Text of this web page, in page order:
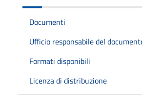
Documenti
Ufficio responsabile del
Formati disponibili
Licenza di distribuzione